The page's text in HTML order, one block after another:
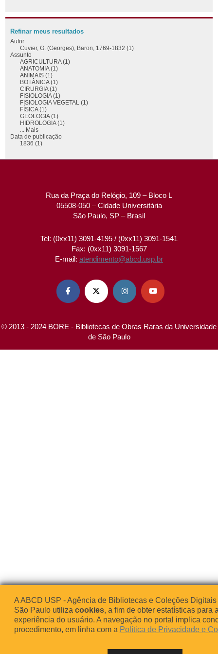
Refinar meus resultados
Autor
Cuvier, G. (Georges), Baron, 1769-1832 (1)
Assunto
AGRICULTURA (1)
ANATOMIA (1)
ANIMAIS (1)
BOTÂNICA (1)
CIRURGIA (1)
FISIOLOGIA (1)
FISIOLOGIA VEGETAL (1)
FÍSICA (1)
GEOLOGIA (1)
HIDROLOGIA (1)
... Mais
Data de publicação
1836 (1)
Rua da Praça do Relógio, 109 – Bloco L
05508-050 – Cidade Universitária
São Paulo, SP – Brasil
Tel: (0xx11) 3091-4195 / (0xx11) 3091-1541
Fax: (0xx11) 3091-1567
E-mail: atendimento@abcd.usp.br
   
© 2013 - 2024 BORE - Bibliotecas de Obras Raras da Universidade
de São Paulo
A ABCD USP - Agência de Bibliotecas e Coleções
São Paulo utiliza cookies, a fim de obter estatísticas para
experiência do usuário. A navegação no portal implica
procedimento, em linha com a Política de Privacidade e